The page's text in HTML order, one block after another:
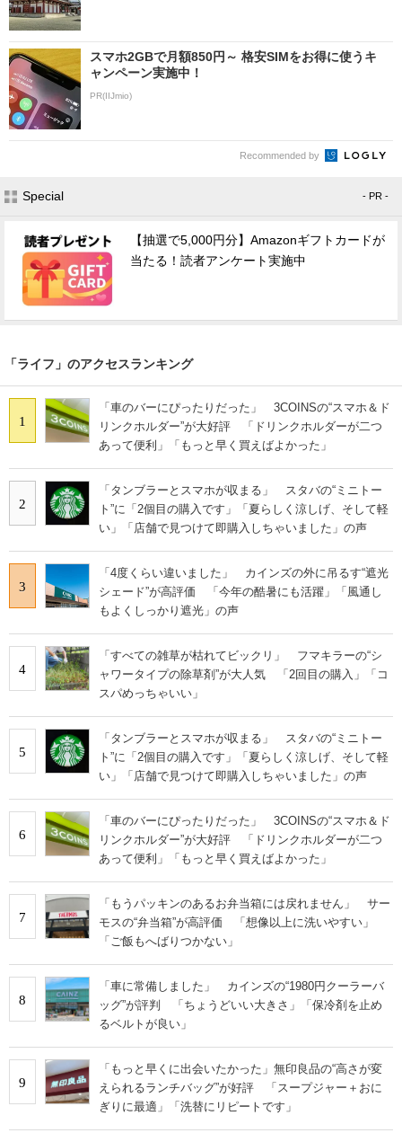
スマホ2GBで月額850円～ 格安SIMをお得に使うキ
ャンペーン実施中！
PR(IIJmio)
Recommended by
Special - PR -
【抽選で5,000円分】Amazonギフトカードが
当たる！読者アンケート実施中
「ライフ」のアクセスランキング
1
「車のバーにぴったりだった」 3COINSの“スマホ＆ド
リンクホルダー”が大好評 「ドリンクホルダーが二つ
あって便利」「もっと早く買えばよかった」
2
「タンブラーとスマホが収まる」 スタバの“ミニトー
ト”に「2個目の購入です」「夏らしく涼しげ、そして軽
い」「店舗で見つけて即購入しちゃいました」の声
3
「4度くらい違いました」 カインズの外に吊るす“遮光
シェード”が高評価 「今年の酷暑にも活躍」「風通し
もよくしっかり遮光」の声
4
「すべての雑草が枯れてビックリ」 フマキラーの“シ
ャワータイプの除草剤”が大人気 「2回目の購入」「コ
スパめっちゃいい」
5
「タンブラーとスマホが収まる」 スタバの“ミニトー
ト”に「2個目の購入です」「夏らしく涼しげ、そして軽
い」「店舗で見つけて即購入しちゃいました」の声
6
「車のバーにぴったりだった」 3COINSの“スマホ＆ド
リンクホルダー”が大好評 「ドリンクホルダーが二つ
あって便利」「もっと早く買えばよかった」
7
「もうパッキンのあるお弁当箱には戻れません」 サー
モスの“弁当箱”が高評価 「想像以上に洗いやすい」
「ご飯もへばりつかない」
8
「車に常備しました」 カインズの“1980円クーラーバ
ッグ”が評判 「ちょうどいい大きさ」「保冷剤を止め
るベルトが良い」
9
「もっと早くに出会いたかった」無印良品の“高さが変
えられるランチバッグ”が好評 「スープジャー＋おに
ぎりに最適」「洗替にリピートです」